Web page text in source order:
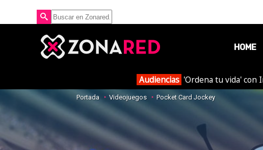
HOME
Audiencias 'Ordena tu vida' con
Portada Videojuegos Pocket Card Jockey